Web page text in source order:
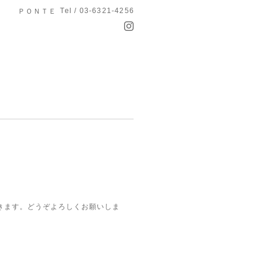
ＰＯＮＴＥ Tel / 03-6321-4256
す。どうぞよろしくお願いしま